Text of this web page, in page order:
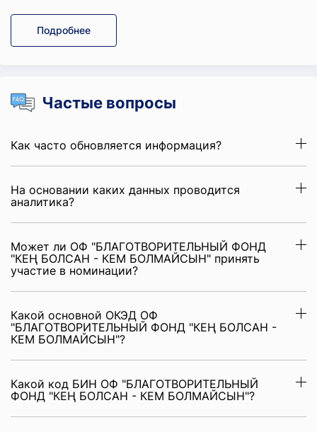
Подробнее
Частые вопросы
Как часто обновляется информация?
На основании каких данных проводится
аналитика?
Может ли ОФ "БЛАГОТВОРИТЕЛЬНЫЙ ФОНД
"КЕҢ БОЛСАН - КЕМ БОЛМАЙСЫН" принять
участие в номинации?
Какой основной ОКЭД ОФ
"БЛАГОТВОРИТЕЛЬНЫЙ ФОНД "КЕҢ БОЛСАН -
КЕМ БОЛМАЙСЫН"?
Какой код БИН ОФ "БЛАГОТВОРИТЕЛЬНЫЙ
ФОНД "КЕҢ БОЛСАН - КЕМ БОЛМАЙСЫН"?